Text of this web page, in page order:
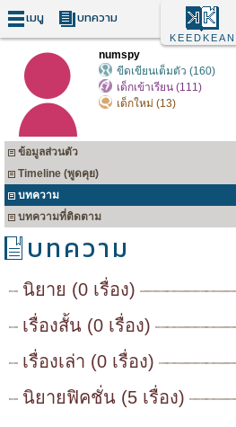
เมนู บทความ
KEEDKEAN
numspy
ขีดเขียนเต็มตัว (160)
เด็กเข้าเรียน (111)
เด็กใหม่ (13)
ข้อมูลส่วนตัว
Timeline (พูดคุย)
บทความ
บทความที่ติดตาม
บทความ
นิยาย (0 เรื่อง)
เรื่องสั้น (0 เรื่อง)
เรื่องเล่า (0 เรื่อง)
นิยายฟิคชั่น (5 เรื่อง)